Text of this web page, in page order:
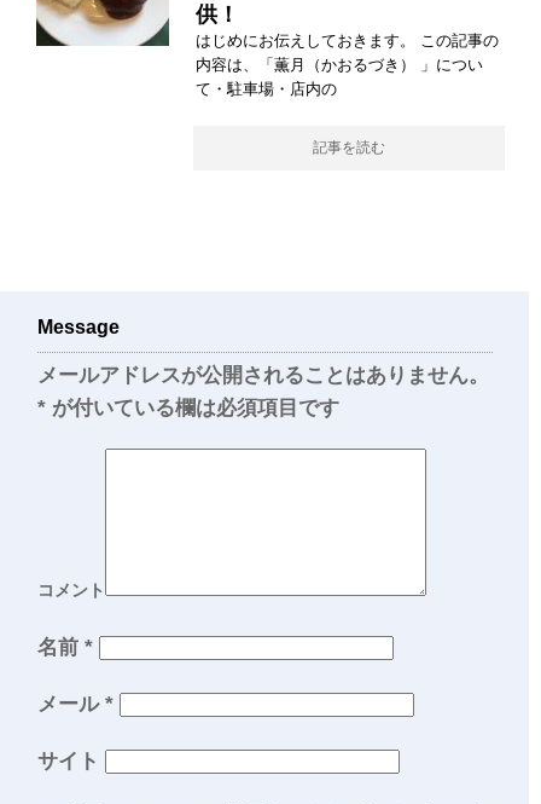
供！
はじめにお伝えしておきます。 この記事の
内容は、「薫月（かおるづき） 」につい
て・駐車場・店内の
記事を読む
Message
メールアドレスが公開されることはありません。
* が付いている欄は必須項目です
コメント
名前 *
メール *
サイト